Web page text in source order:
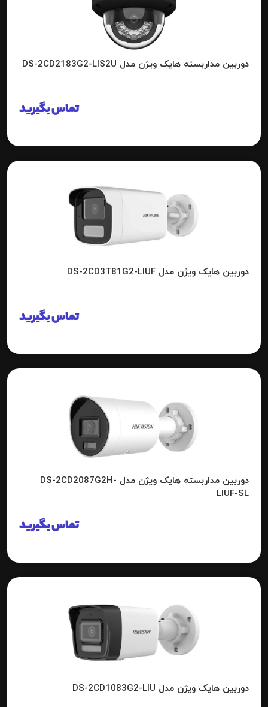
دوربین مداربسته هایک ویژن مدل DS-2CD2183G2-LIS2U
تماس بگیرید
دوربین هایک ویژن مدل DS-2CD3T81G2-LIUF
تماس بگیرید
دوربین مداربسته هایک ویژن مدل DS-2CD2087G2H-
LIUF-SL
تماس بگیرید
دوربین هایک ویژن مدل DS-2CD1083G2-LIU